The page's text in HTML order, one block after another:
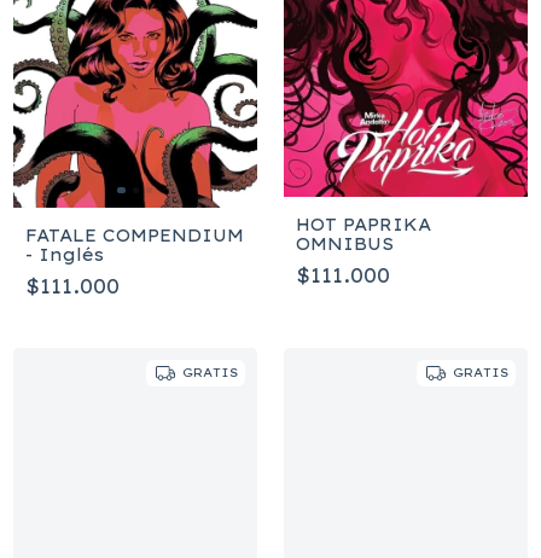
FATALE COMPENDIUM
- Inglés
$111.000
HOT PAPRIKA
OMNIBUS
$111.000
GRATIS GRATIS